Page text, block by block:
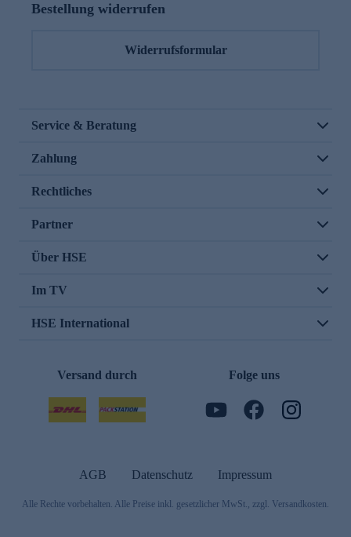
Bestellung widerrufen
Widerrufsformular
Service & Beratung
Zahlung
Rechtliches
Partner
Über HSE
Im TV
HSE International
Versand durch Folge uns
AGB Datenschutz Impressum
Alle Rechte vorbehalten. Alle Preise inkl. gesetzlicher MwSt., zzgl. Versandkosten.